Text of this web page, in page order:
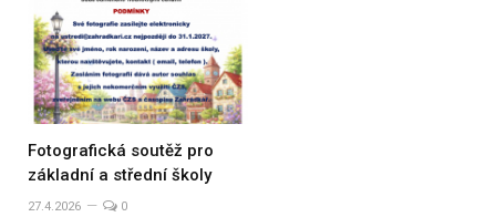
Fotografická soutěž pro
základní a střední školy
27.4.2026 0